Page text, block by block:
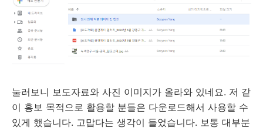
눌러보니 보도자료와 사진 이미지가 올라와 있네요. 저 같
이 홍보 목적으로 활용할 분들은 다운로드해서 사용할 수
있게 했습니다. 고맙다는 생각이 들었습니다. 보통 대부분